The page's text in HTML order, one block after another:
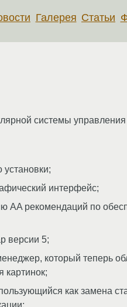
Галерея Статьи
системы
установки;
интерфейс;
AA рекомендаций по
версии 5;
который теперь
картинок;
как замена